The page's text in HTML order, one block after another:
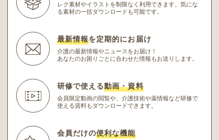
レク素材やイラストを制限なく利用できます。 気にな
る素材の一括ダウンロードも可能です。
最新情報を定期的にお届け
介護の最新情報やニュースをお届け！
あなたのお困りごとに合わせた情報もお送りします。
研修で使える動画・資料
会員限定動画の閲覧や、介護技術や薬情報など研修で
使える資料もダウンロードできます。
会員だけの便利な機能